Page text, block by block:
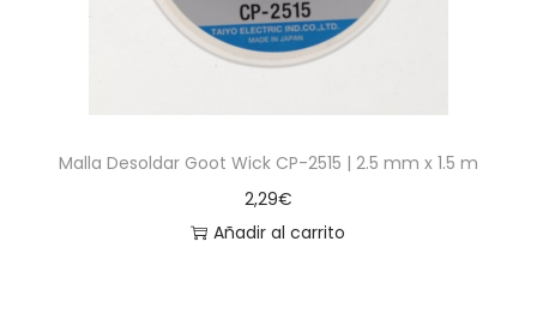
Malla Desoldar Goot Wick CP-2515 | 2.5 mm x 1.5 m
2,29€
Añadir al carrito